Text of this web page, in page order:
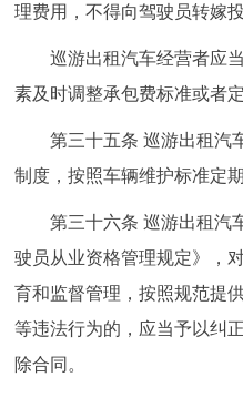
理费用，不得向驾驶员转嫁
巡游出租汽车经营者应当
素及时调整承包费标准或者
第三十五条 巡游出租汽
制度，按照车辆维护标准定
第三十六条 巡游出租汽
驶员从业资格管理规定》，
育和监督管理，按照规范提
等违法行为的，应当予以纠
除合同。